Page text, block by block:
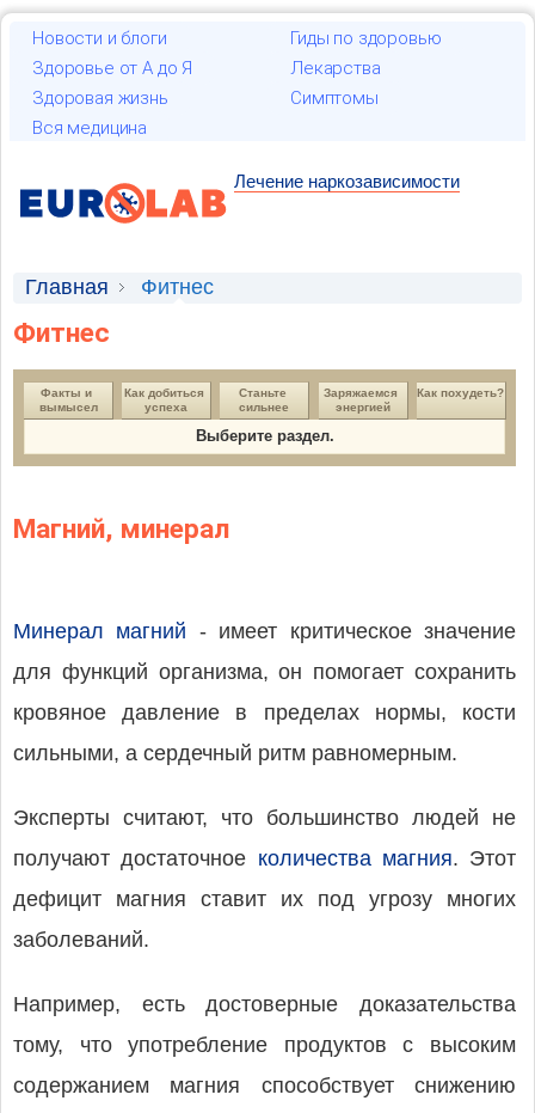
Новости и блоги
Гиды по здоровью
Здоровье от А до Я
Лекарства
Здоровая жизнь
Симптомы
Вся медицина
Лечение наркозависимости
Главная Фитнес
Фитнес
Факты и
вымысел
Как добиться
успеха
Станьте
сильнее
Заряжаемся
энергией
Как похудеть?
Выберите раздел.
Магний, минерал
Минерал магний - имеет критическое значение
для функций организма, он помогает сохранить
кровяное давление в пределах нормы, кости
сильными, а сердечный ритм равномерным.
Эксперты считают, что большинство людей не
получают достаточное количества магния. Этот
дефицит магния ставит их под угрозу многих
заболеваний.
Например, есть достоверные доказательства
тому, что употребление продуктов с высоким
содержанием магния способствует снижению